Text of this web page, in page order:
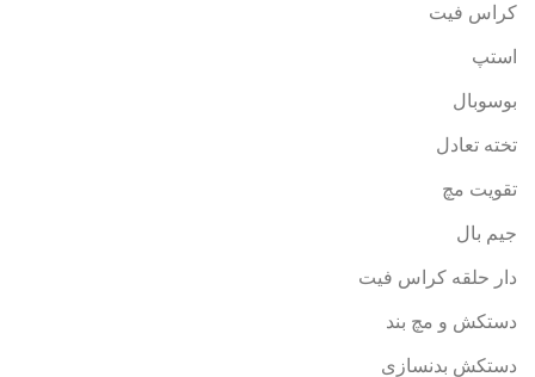
کراس فیت
استپ
بوسوبال
تخته تعادل
تقویت مچ
جیم بال
دار حلقه کراس فیت
دستکش و مچ بند
دستکش بدنسازی